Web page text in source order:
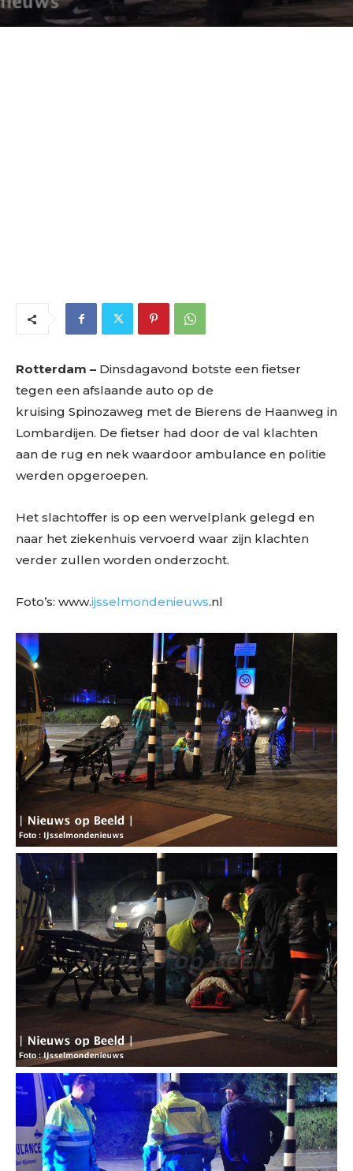
Rotterdam – Dinsdagavond botste een fietser
tegen een afslaande auto op de
kruising Spinozaweg met de Bierens de Haanweg in
Lombardijen. De fietser had door de val klachten
aan de rug en nek waardoor ambulance en politie
werden opgeroepen.
Het slachtoffer is op een wervelplank gelegd en
naar het ziekenhuis vervoerd waar zijn klachten
verder zullen worden onderzocht.
Foto’s: www.ijsselmondenieuws.nl